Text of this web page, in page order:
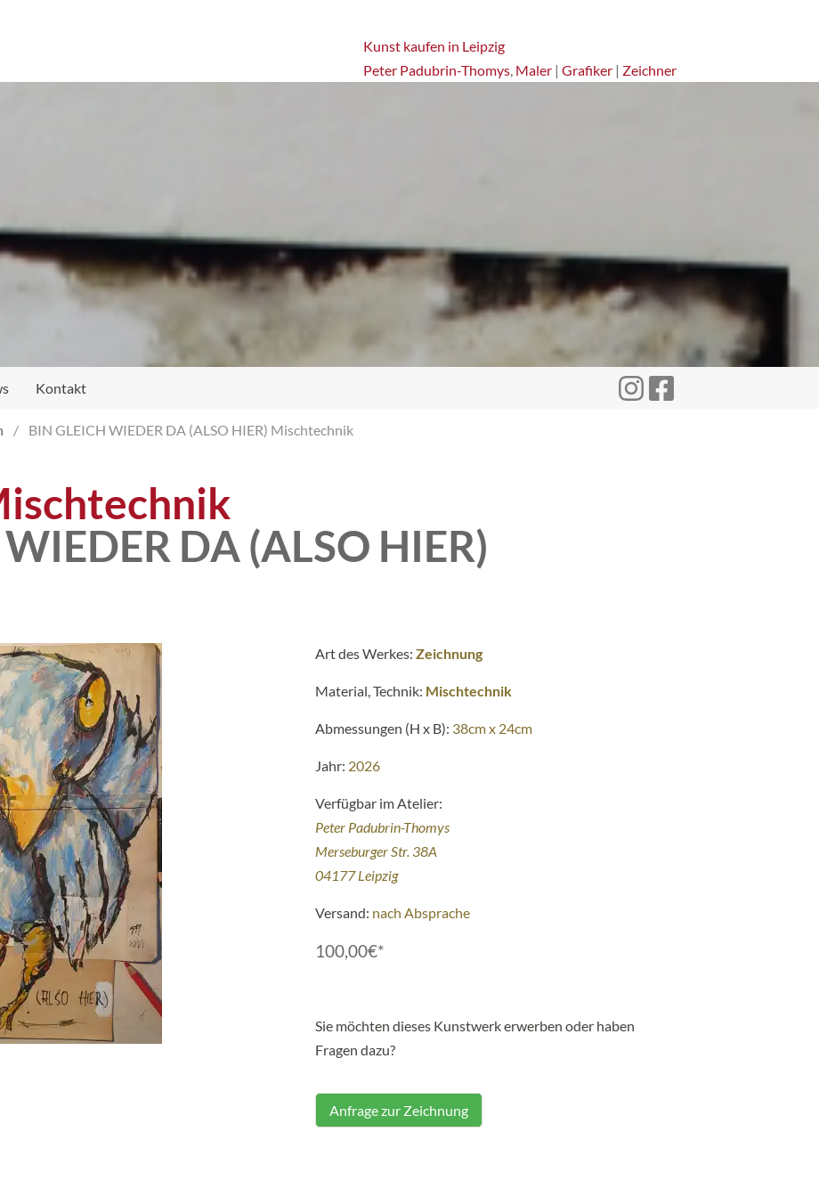
Kunst kaufen in Leipzig
Peter Padubrin-Thomys, Maler | Grafiker | Zeichner
Kontakt
BIN GLEICH WIEDER DA (ALSO HIER) Mischtechnik
DA (ALSO HIER)
Art des Werkes: Zeichnung
Material, Technik: Mischtechnik
Abmessungen (H x B): 38cm x 24cm
Jahr: 2026
Verfügbar im Atelier:
Peter Padubrin-Thomys
Merseburger Str. 38A
04177 Leipzig
Versand: nach Absprache
100,00€*
Sie möchten dieses Kunstwerk erwerben oder haben
Fragen dazu?
Anfrage zur Zeichnung